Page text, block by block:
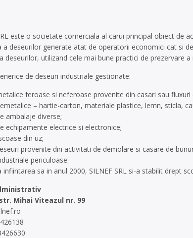
este o societate comerciala al carui principal obiect de
a deseurilor generate atat de operatorii economici cat si
deseurilor, utilizand cele mai bune practici de prezervare
de deseuri industriale gestionate:
feroase si neferoase provenite din casari sau fluxuri
– hartie-carton, materiale plastice, lemn, sticla,
ambalaje diverse;
echipamente electrice si electronice;
din uz;
provenite din activitati de demolare si casare de
periculoase.
infiintarea sa in anul 2000, SILNEF SRL si-a stabilit drept
Mihai Viteazul nr. 99